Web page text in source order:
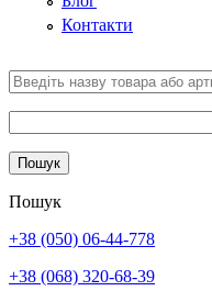
Контакти
Пошук
+38 (050) 06-44-778
+38 (068) 320-68-39